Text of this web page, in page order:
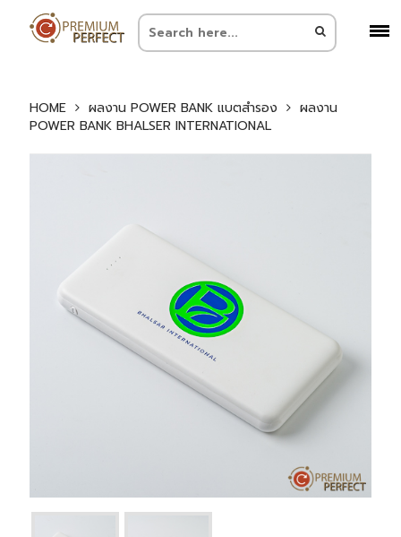
HOME ผลงาน POWER BANK แบตสำรอง
ผลงาน
POWER BANK BHALSER INTERNATIONAL